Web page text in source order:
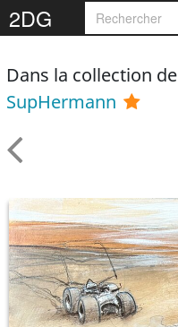
2DG
Dans la collection de
SupHermann